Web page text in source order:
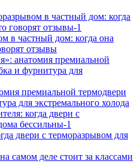
в частный дом: когда она
отзывы
премиальной термодвери
для экстремального холода
двери с терморазрывом для